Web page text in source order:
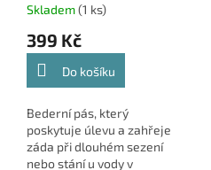
Skladem(1 ks)
399 Kč
Do košíku
Bederní pás, který
poskytuje úlevu a zahřeje
záda při dlouhém sezení
nebo stání u vody v